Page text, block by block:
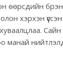
өөрсдийн
хэрхэн
хуваалцлаа.
манай